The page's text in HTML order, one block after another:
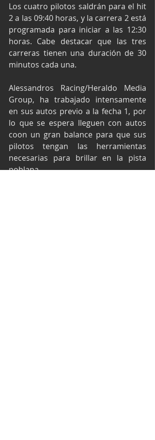
Los cuatro pilotos saldrán para el hit
2 a las 09:40 horas, y la carrera 2 está
programada para iniciar a las 12:30
horas. Cabe destacar que las tres
carreras tienen una duración de 30
minutos cada una.
Alessandros Racing/Heraldo Media
Group, ha trabajado intensamente
en sus autos previo a la fecha 1, por
lo que se espera lleguen con autos
coon un gran balance para que sus
pilotos tengan las herramientas
necesarias para brillar en la pista
poblana.